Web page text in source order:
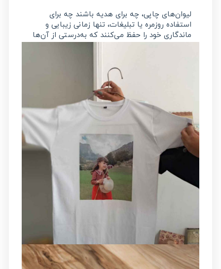
لیوان‌های چاپی، چه برای هدیه باشند چه برای
استفاده روزمره یا تبلیغات، تنها زمانی زیبایی و
ماندگاری خود را حفظ می‌کنند که به‌درستی از آن‌ها
مراقبت شود. در این مقاله، مهم‌ترین نکات حرفه‌ای
جلوگیری از خط‌وخش، مراقبت از لیوان‌های حرارتی و
اکلیلی، و روش‌های صحیح نگهداری—به‌صورت عملی
و تست‌شده ارائه شده است. همچنین یک راهنمای
کامل برای شناخت تفاوت جنس‌ها، کیفیت چاپ، و
نکات مهم در استفاده روزانه لیوان‌های چاپی وجود
دارد تا کاربران بتوانند طول عمر چاپ را تا چندین
سال افزایش دهند. این چکیده به مخاطب کمک
می‌کند قبل از سفارش چاپ لیوان بهترین تصمیم را
بگیرد و پس از خرید نیز با رعایت اصول ساده،
کیفیت طرح همیشه شفاف و براق باقی بماند.